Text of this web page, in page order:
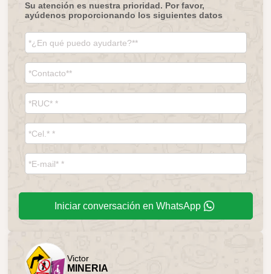
Su atención es nuestra prioridad. Por favor,
ayúdenos proporcionando los siguientes datos
Iniciar conversación en WhatsApp
Victor
MINERIA